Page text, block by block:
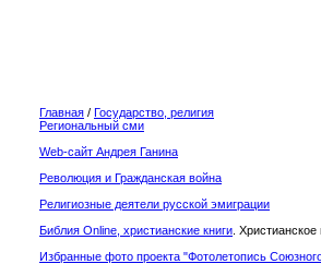
Главная / Государство, религия
Региональный сми
Web-сайт Андрея Ганина
Революция и Гражданская война
Религиозные деятели русской эмиграции
Библия Online, христианские книги .
Избранные фото проекта "Фотолетопись